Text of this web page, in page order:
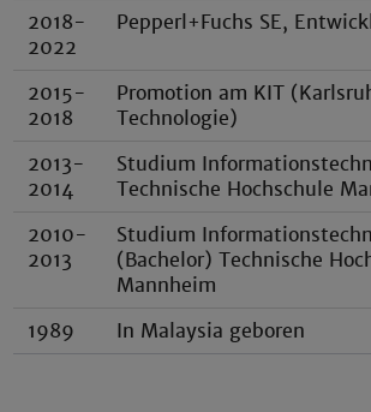
2018-
2022
Pepperl+Fuchs SE,
2015-
2018
Promotion am KIT
Technologie)
2013-
2014
Studium
Technische Hochschule
2010-
2013
Studium
(Bachelor) Technische
Mannheim
1989
In Malaysia geboren